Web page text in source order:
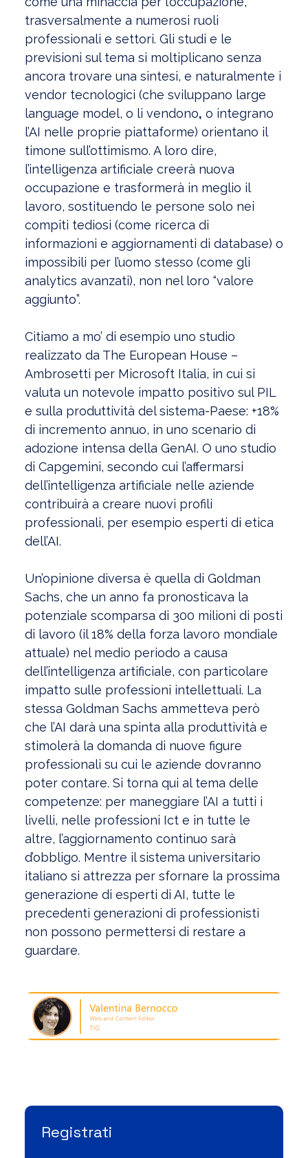
trasversalmente a numerosi ruoli
professionali e settori. Gli studi e le
previsioni sul tema si moltiplicano senza
ancora trovare una sintesi, e naturalmente i
vendor tecnologici (che sviluppano large
language model, o li vendono, o integrano
l’AI nelle proprie piattaforme) orientano il
timone sull’ottimismo. A loro dire,
l’intelligenza artificiale creerà nuova
occupazione e trasformerà in meglio il
lavoro, sostituendo le persone solo nei
compiti tediosi (come ricerca di
informazioni e aggiornamenti di database) o
impossibili per l’uomo stesso (come gli
analytics avanzati), non nel loro “valore
aggiunto”.
Citiamo a mo’ di esempio uno studio
realizzato da The European House –
Ambrosetti per Microsoft Italia, in cui si
valuta un notevole impatto positivo sul PIL
e sulla produttività del sistema-Paese: +18%
di incremento annuo, in uno scenario di
adozione intensa della GenAI. O uno studio
di Capgemini, secondo cui l’affermarsi
dell’intelligenza artificiale nelle aziende
contribuirà a creare nuovi profili
professionali, per esempio esperti di etica
dell’AI.
Un’opinione diversa è quella di Goldman
Sachs, che un anno fa pronosticava la
potenziale scomparsa di 300 milioni di posti
di lavoro (il 18% della forza lavoro mondiale
attuale) nel medio periodo a causa
dell’intelligenza artificiale, con particolare
impatto sulle professioni intellettuali. La
stessa Goldman Sachs ammetteva però
che l’AI darà una spinta alla produttività e
stimolerà la domanda di nuove figure
professionali su cui le aziende dovranno
poter contare. Si torna qui al tema delle
competenze: per maneggiare l’AI a tutti i
livelli, nelle professioni Ict e in tutte le
altre, l’aggiornamento continuo sarà
d’obbligo. Mentre il sistema universitario
italiano si attrezza per sfornare la prossima
generazione di esperti di AI, tutte le
precedenti generazioni di professionisti
non possono permettersi di restare a
guardare.
Registrati